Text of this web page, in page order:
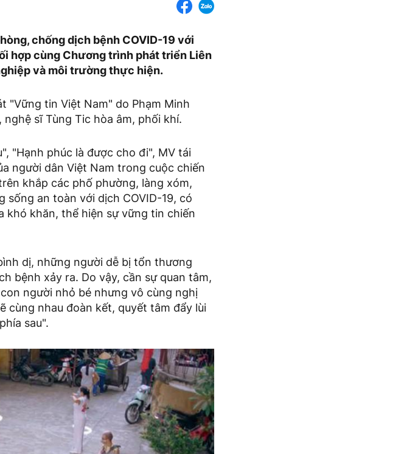
chống dịch bệnh COVID-19 với
hợp cùng Chương trình phát triển Liên
và môi trường thực hiện.
"Vững tin Việt Nam" do Phạm Minh
sĩ Tùng Tic hòa âm, phối khí.
"Hạnh phúc là được cho đi", MV tái
người dân Việt Nam trong cuộc chiến
khắp các phố phường, làng xóm,
an toàn với dịch COVID-19, có
khó khăn, thể hiện sự vững tin chiến
dị, những người dễ bị tổn thương
bệnh xảy ra. Do vậy, cần sự quan tâm,
người nhỏ bé nhưng vô cùng nghị
cùng nhau đoàn kết, quyết tâm đẩy lùi
sau".